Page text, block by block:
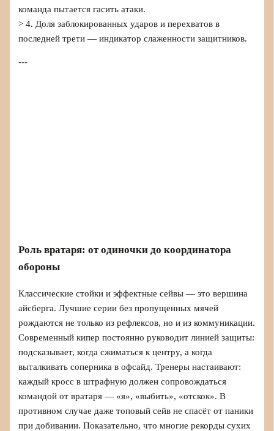
команда пытается гасить атаки.
> 4. Доля заблокированных ударов и перехватов в
последней трети — индикатор слаженности защитников.
---
Роль вратаря: от одиночки до координатора
обороны
Классические стойки и эффектные сейвы — это вершина
айсберга. Лучшие серии без пропущенных мячей
рождаются не только из рефлексов, но и из коммуникации.
Современный кипер постоянно руководит линией защиты:
подсказывает, когда сжиматься к центру, а когда
выталкивать соперника в офсайд. Тренеры настаивают:
каждый кросс в штрафную должен сопровождаться
командой от вратаря — «я», «выбить», «отскок». В
противном случае даже топовый сейв не спасёт от паники
при добивании. Показательно, что многие рекорды сухих